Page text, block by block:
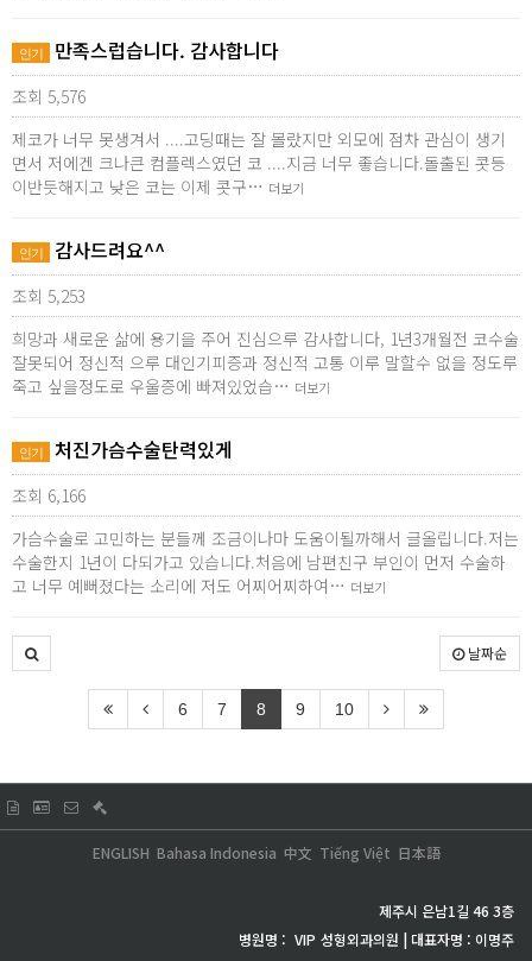
인기 만족스럽습니다. 감사합니다
조회 5,576
제코가 너무 못생겨서 ....고딩때는 잘 몰랐지만 외모에 점차 관심이 생기
면서 저에겐 크나큰 컴플렉스였던 코 ....지금 너무 좋습니다.돌출된 콧등
이반듯해지고 낮은 코는 이제 콧구… 더보기
인기 감사드려요^^
조회 5,253
희망과 새로운 삶에 용기을 주어 진심으루 감사합니다, 1년3개월전 코수술
잘못되어 정신적 으루 대인기피증과 정신적 고통 이루 말할수 없을 정도루
죽고 싶을정도로 우울증에 빠져있었습… 더보기
인기 처진가슴수술탄력있게
조회 6,166
가슴수술로 고민하는 분들께 조금이나마 도움이될까해서 글올립니다.저는
수술한지 1년이 다되가고 있습니다.처음에 남편친구 부인이 먼저 수술하
고 너무 예뻐졌다는 소리에 저도 어찌어찌하여… 더보기
날짜순
6 7 8 9 10
日本語
Tiếng Việt
中文
Bahasa Indonesia
ENGLISH
제주시 은남1길 46 3층
병원명 : VIP 성형외과의원 | 대표자명 : 이명주